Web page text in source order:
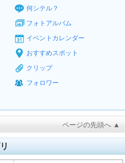
何シテル？
フォトアルバム
イベントカレンダー
おすすめスポット
クリップ
フォロワー
ページの先頭へ ▲